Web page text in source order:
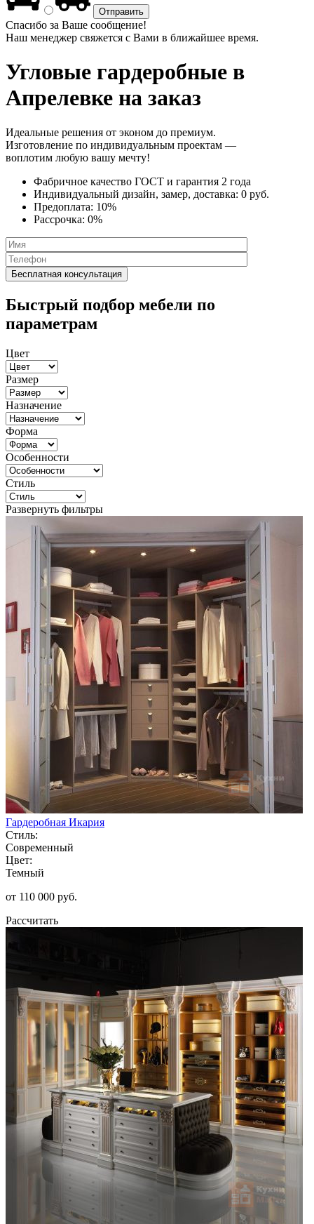
Спасибо за Ваше сообщение!
Наш менеджер свяжется с Вами в ближайшее время.
Угловые гардеробные в
Апрелевке на заказ
Идеальные решения от эконом до премиум.
Изготовление по индивидуальным проектам —
воплотим любую вашу мечту!
Фабричное качество ГОСТ и гарантия 2 года
Индивидуальный дизайн, замер, доставка: 0 руб.
Предоплата: 10%
Рассрочка: 0%
Быстрый подбор мебели по
параметрам
Цвет
Размер
Назначение
Форма
Особенности
Стиль
Развернуть фильтры
Гардеробная Икария
Стиль:
Современный
Цвет:
Темный
от 110 000 руб.
Рассчитать